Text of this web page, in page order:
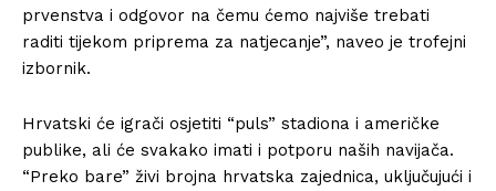
prvenstva i odgovor na čemu ćemo najviše trebati
raditi tijekom priprema za natjecanje”, naveo je trofejni
izbornik.
Hrvatski će igrači osjetiti “puls” stadiona i američke
publike, ali će svakako imati i potporu naših navijača.
“Preko bare” živi brojna hrvatska zajednica, uključujući i